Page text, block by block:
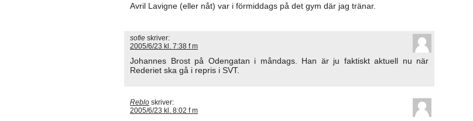
Avril Lavigne (eller nåt) var i förmiddags på det gym där jag tränar.
sofie skriver:
2005/6/23 kl. 7:38 f m
Johannes Brost på Odengatan i måndags. Han är ju faktiskt aktuell nu när
Rederiet ska gå i repris i SVT.
Reblo skriver:
2005/6/23 kl. 8:02 f m